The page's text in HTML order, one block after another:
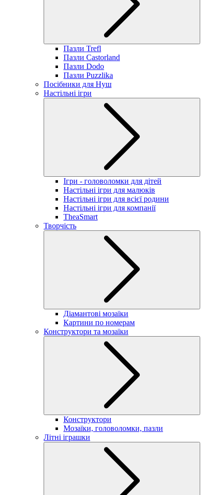
Пазли Trefl
Пазли Castorland
Пазли Dodo
Пазли Puzzlika
Посібники для Нуш
Настільні ігри
Ігри - головоломки для дітей
Настільні ігри для малюків
Настільні ігри для всієї родини
Настільні ігри для компанії
TheaSmart
Творчість
Діамантові мозаїки
Картини по номерам
Конструктори та мозаїки
Конструктори
Мозаїки, головоломки, пазли
Літні іграшки